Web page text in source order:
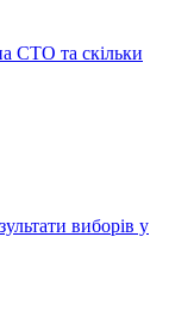
СТО та скільки
виборів у